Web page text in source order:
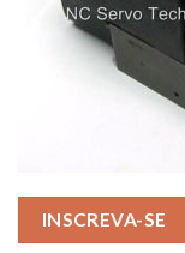
INSCREVA-SE